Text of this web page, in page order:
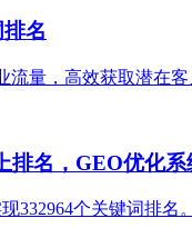
名
量，高效获取潜在
排名，GEO优化系
个关键词排